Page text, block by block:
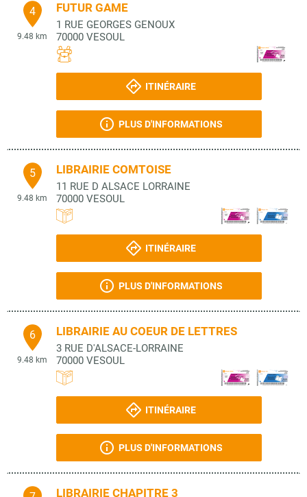
4
9.48 km
FUTUR GAME
1 RUE GEORGES GENOUX
70000 VESOUL
ITINÉRAIRE
PLUS D'INFORMATIONS
5
9.48 km
LIBRAIRIE COMTOISE
11 RUE D ALSACE LORRAINE
70000 VESOUL
ITINÉRAIRE
PLUS D'INFORMATIONS
6
9.48 km
LIBRAIRIE AU COEUR DE LETTRES
3 RUE D'ALSACE-LORRAINE
70000 VESOUL
ITINÉRAIRE
PLUS D'INFORMATIONS
LIBRAIRIE CHAPITRE 3